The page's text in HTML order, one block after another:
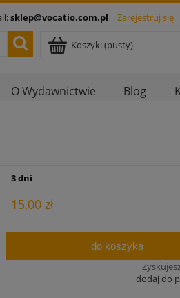
sklep@vocatio.com.pl Zarejestruj się
Koszyk:(pusty)
O Wydawnictwie Blog
3 dni
15,00 zł
do koszyka
dodaj do